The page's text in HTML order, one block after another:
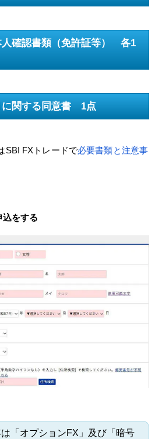
確認書類（免許証等） 各1
関する同意書 1点
SBI FXトレードで必要書類と注意事
をする
「オプションFX」及び「暗号